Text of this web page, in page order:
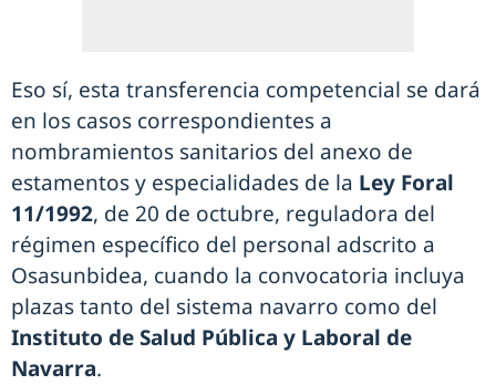
Eso sí, esta transferencia competencial se dará
en los casos correspondientes a
nombramientos sanitarios del anexo de
estamentos y especialidades de la Ley Foral
11/1992, de 20 de octubre, reguladora del
régimen específico del personal adscrito a
Osasunbidea, cuando la convocatoria incluya
plazas tanto del sistema navarro como del
Instituto de Salud Pública y Laboral de
Navarra.